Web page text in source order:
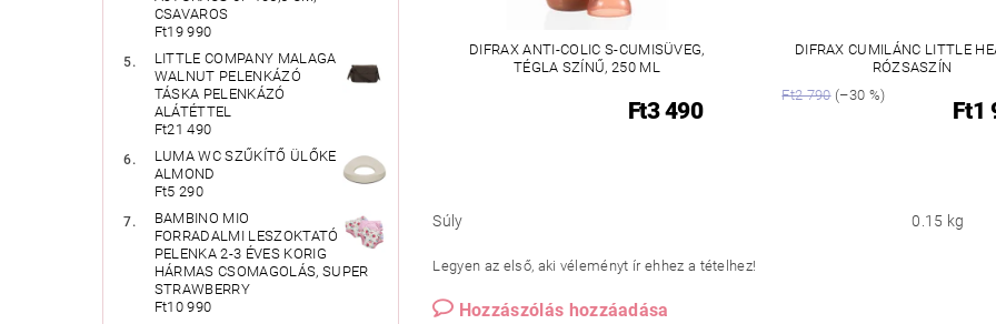
CSAVAROS
Ft19 990
LITTLE COMPANY MALAGA
WALNUT PELENKÁZÓ
TÁSKA PELENKÁZÓ
ALÁTÉTTEL
Ft21 490
LUMA WC SZŰKÍTŐ ÜLŐKE
ALMOND
Ft5 290
BAMBINO MIO
FORRADALMI LESZOKTATÓ
PELENKA 2-3 ÉVES KORIG
HÁRMAS CSOMAGOLÁS, SUPER
STRAWBERRY
Ft10 990
DIFRAX ANTI-COLIC S-CUMISÜVEG,
TÉGLA SZÍNŰ, 250 ML
Ft3 490
DIFRAX CUMILÁNC LITTLE
RÓZSASZÍN
Ft2 790(–30 %)
Ft1
Súly 0.15 kg
Legyen az első, aki véleményt ír ehhez a tételhez!
Hozzászólás hozzáadása